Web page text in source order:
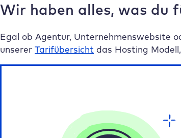
Wir haben alles, was du
Egal ob Agentur, Unternehmenswebsite
unserer Tarifübersicht das Hosting